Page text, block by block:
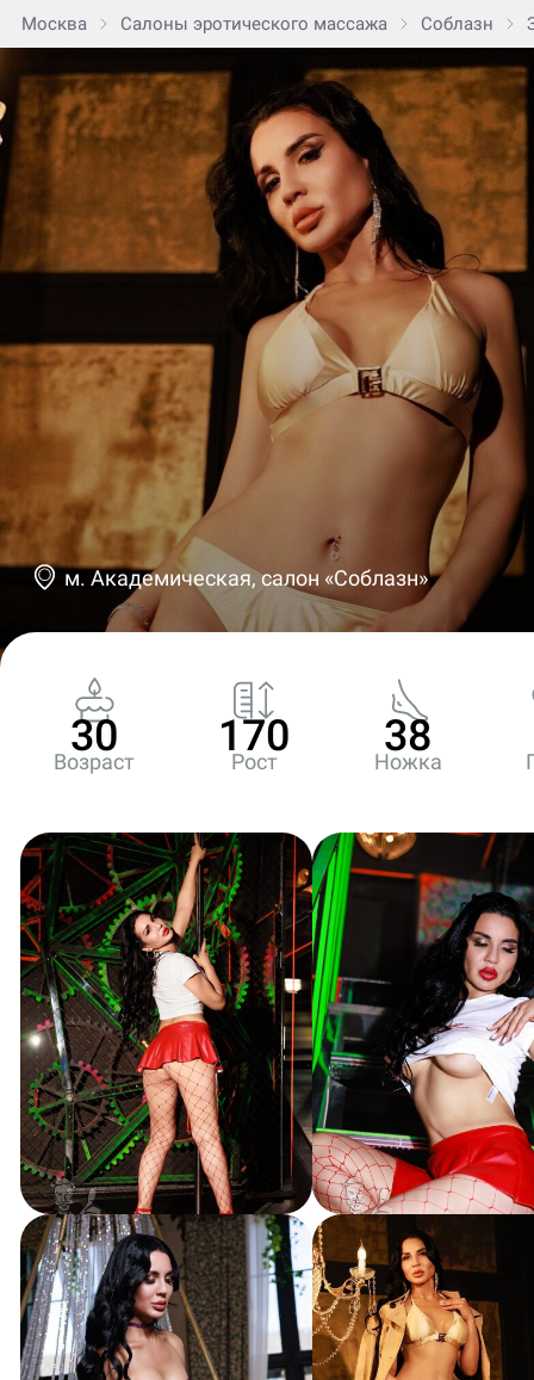
Москва Салоны эротического массажа Соблазн
м. Академическая, салон «Соблазн»
30
Возраст
170
Рост
38
Ножка